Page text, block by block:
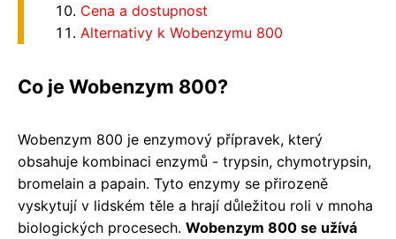
Cena a dostupnost
Alternativy k Wobenzymu 800
Co je Wobenzym 800?
Wobenzym 800 je enzymový přípravek, který
obsahuje kombinaci enzymů - trypsin, chymotrypsin,
bromelain a papain. Tyto enzymy se přirozeně
vyskytují v lidském těle a hrají důležitou roli v mnoha
biologických procesech. Wobenzym 800 se užívá